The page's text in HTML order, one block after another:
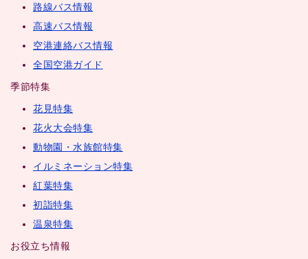
路線バス情報
高速バス情報
空港連絡バス情報
全国空港ガイド
季節特集
花見特集
花火大会特集
動物園・水族館特集
イルミネーション特集
紅葉特集
初詣特集
温泉特集
お役立ち情報